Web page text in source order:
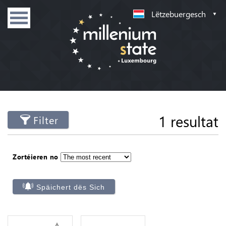
Lëtzebuergesch
Filter 1 resultat
Zortéieren no
Späichert dës Sich